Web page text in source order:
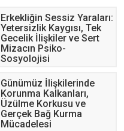
Erkekliğin Sessiz Yaraları:
Yetersizlik Kaygısı, Tek
Gecelik İlişkiler ve Sert
Mizacın Psiko-
Sosyolojisi
Günümüz İlişkilerinde
Korunma Kalkanları,
Üzülme Korkusu ve
Gerçek Bağ Kurma
Mücadelesi